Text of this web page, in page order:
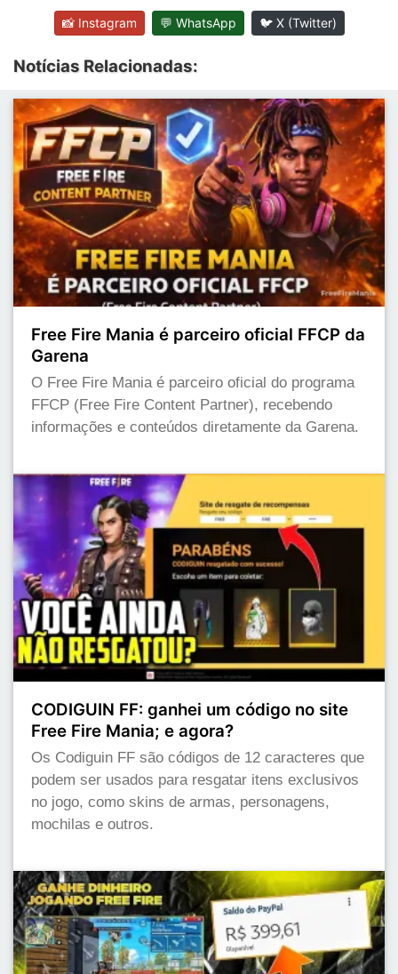
📸 Instagram 💬 WhatsApp 🐦 X (Twitter)
Notícias Relacionadas:
Free Fire Mania é parceiro oficial FFCP da
Garena
O Free Fire Mania é parceiro oficial do programa
FFCP (Free Fire Content Partner), recebendo
informações e conteúdos diretamente da Garena.
CODIGUIN FF: ganhei um código no site
Free Fire Mania; e agora?
Os Codiguin FF são códigos de 12 caracteres que
podem ser usados para resgatar itens exclusivos
no jogo, como skins de armas, personagens,
mochilas e outros.